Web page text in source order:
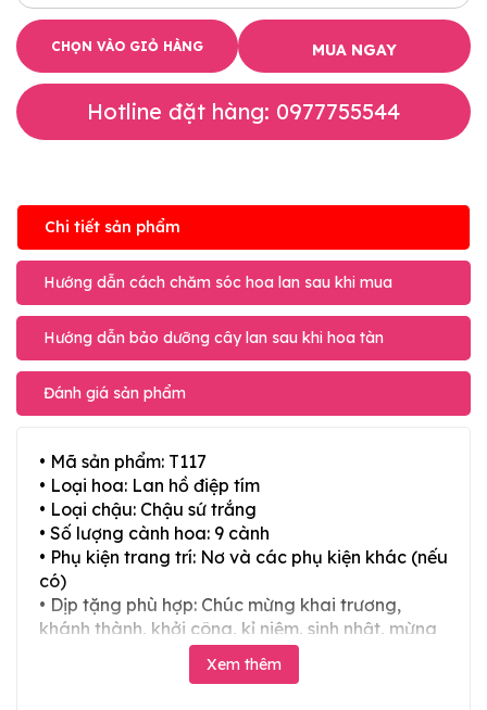
CHỌN VÀO GIỎ HÀNG MUA NGAY
Hotline đặt hàng: 0977755544
Chi tiết sản phẩm
Hướng dẫn cách chăm sóc hoa lan sau khi mua
Hướng dẫn bảo dưỡng cây lan sau khi hoa tàn
Đánh giá sản phẩm
• Mã sản phẩm: T117
• Loại hoa: Lan hồ điệp tím
• Loại chậu: Chậu sứ trắng
• Số lượng cành hoa: 9 cành
• Phụ kiện trang trí: Nơ và các phụ kiện khác (nếu
có)
• Dịp tặng phù hợp: Chúc mừng khai trương,
khánh thành, khởi công, kỉ niệm, sinh nhật, mừng
thọ, mừng cưới, tân gia và các ngày lễ tết trong
Xem thêm